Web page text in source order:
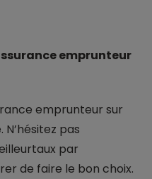
emprunteur
emprunteur sur
pas
par
de faire le bon choix.